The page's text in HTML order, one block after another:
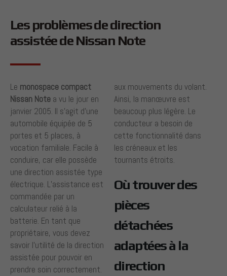
Les problèmes de direction
assistée de Nissan Note
Le monospace compact
Nissan Note a vu le jour en
janvier 2005. Il s’agit d’une
automobile équipée de 5
portes et 5 places, à
vocation familiale. Facile à
conduire, car elle possède
une direction assistée type
électrique. L’assistance est
commandée par un
calculateur relié à la
batterie. En tant que
propriétaire, vous devez
savoir l’utilité de la direction
assistée pour pouvoir en
prendre soin correctement.
aux mouvements du volant.
Ainsi, la manœuvre est
beaucoup plus légère. Le
conducteur a besoin de
cette fonctionnalité dans
les créneaux et les
tournants étroits.
Où trouver des
pièces
détachées
adaptées à la
direction